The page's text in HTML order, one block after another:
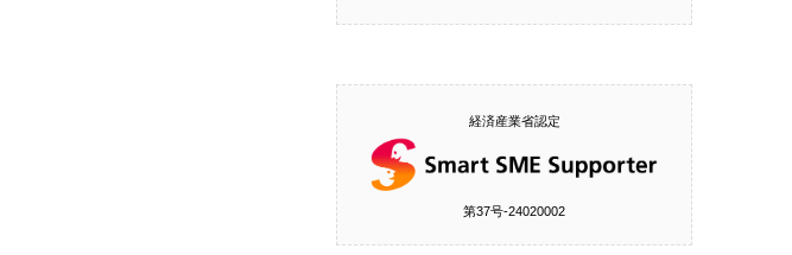
経済産業省認定
第37号‐24020002